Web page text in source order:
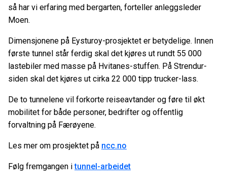
så har vi erfaring med bergarten, forteller anleggsleder
Moen.
Dimensjonene på Eysturoy-prosjektet er betydelige. Innen
første tunnel står ferdig skal det kjøres ut rundt 55 000
lastebiler med masse på Hvitanes-stuffen. På Strendur-
siden skal det kjøres ut cirka 22 000 tipp trucker-lass.
De to tunnelene vil forkorte reiseavtander og føre til økt
mobilitet for både personer, bedrifter og offentlig
forvaltning på Færøyene.
Les mer om prosjektet på ncc.no
Følg fremgangen itunnel-arbeidet